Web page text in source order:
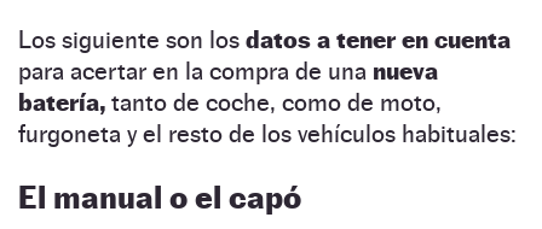
Los siguiente son los datos a tener en cuenta
para acertar en la compra de una nueva
batería, tanto de coche, como de moto,
furgoneta y el resto de los vehículos habituales:
El manual o el capó